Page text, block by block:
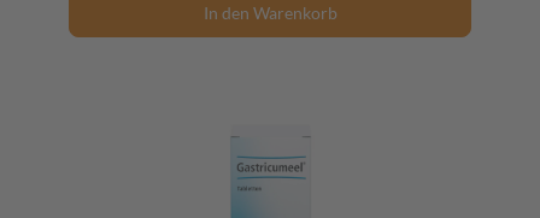
In den Warenkorb